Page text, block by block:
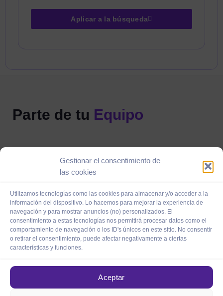
Gestionar el consentimiento de
las cookies
Utilizamos tecnologías como las cookies para almacenar y/o acceder a la
información del dispositivo. Lo hacemos para mejorar la experiencia de
navegación y para mostrar anuncios (no) personalizados. El
consentimiento a estas tecnologías nos permitirá procesar datos como el
comportamiento de navegación o los ID's únicos en este sitio. No consentir
o retirar el consentimiento, puede afectar negativamente a ciertas
características y funciones.
Aceptar
Aplicar a la búsqueda
Parte de tu Equipo
Servicios Contacto
PróximamenteBlog
Contacto
Galería París, Av. Rivadavia 4975 salón 132